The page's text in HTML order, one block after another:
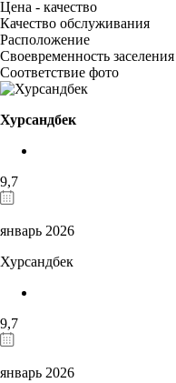
Цена - качество
Качество обслуживания
Расположение
Своевременность заселения
Соответствие фото
Хурсандбек
9,7
январь 2026
Хурсандбек
9,7
январь 2026